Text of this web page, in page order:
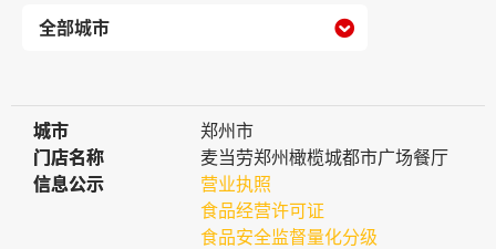

城市
城市
郑州市
门店名称
门店名称
麦当劳郑州橄榄城都市广场餐厅
信息公示
信息公示
营业执照
食品经营许可证
食品安全监督量化分级